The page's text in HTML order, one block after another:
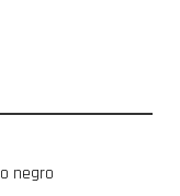
negro